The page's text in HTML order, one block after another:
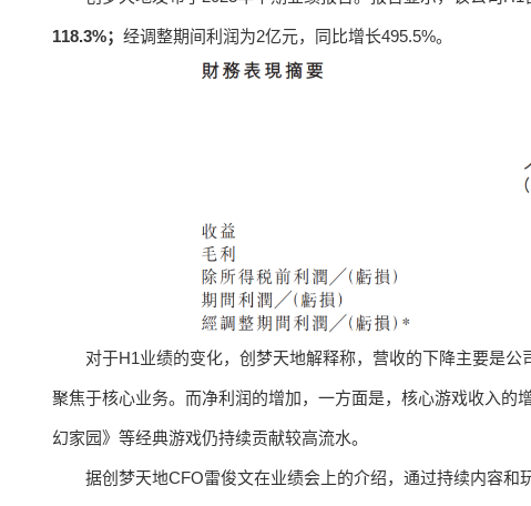
118.3%； 经调整期间利润为2亿元，同比增长495.5%。
对于H1业绩的变化，创梦天地解释称，营收的下降主要是
聚焦于核心业务。而净利润的增加，一方面是，核心游戏收入
幻家园》等经典游戏仍持续贡献较高流水。
据创梦天地CFO雷俊文在业绩会上的介绍，通过持续内容